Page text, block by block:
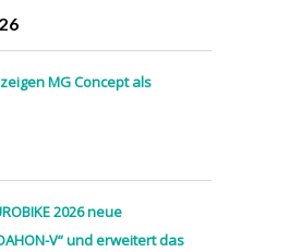
MG Concept als
2026 neue
V“ und erweitert das